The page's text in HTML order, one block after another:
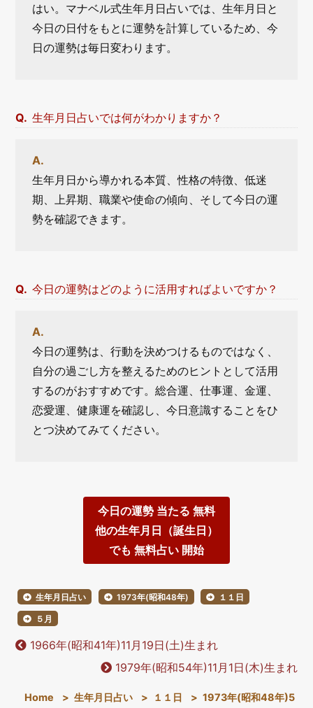
はい。マナベル式生年月日占いでは、生年月日と
今日の日付をもとに運勢を計算しているため、今
日の運勢は毎日変わります。
生年月日占いでは何がわかりますか？
生年月日から導かれる本質、性格の特徴、低迷
期、上昇期、職業や使命の傾向、そして今日の運
勢を確認できます。
今日の運勢はどのように活用すればよいですか？
今日の運勢は、行動を決めつけるものではなく、
自分の過ごし方を整えるためのヒントとして活用
するのがおすすめです。総合運、仕事運、金運、
恋愛運、健康運を確認し、今日意識することをひ
とつ決めてみてください。
今日の運勢 当たる 無料
他の生年月日（誕生日）
でも 無料占い 開始
生年月日占い 1973年(昭和48年) １１日
５月
1966年(昭和41年)11月19日(土)生まれ
1979年(昭和54年)11月1日(木)生まれ
Home > 生年月日占い > １１日 > 1973年(昭和48年)5